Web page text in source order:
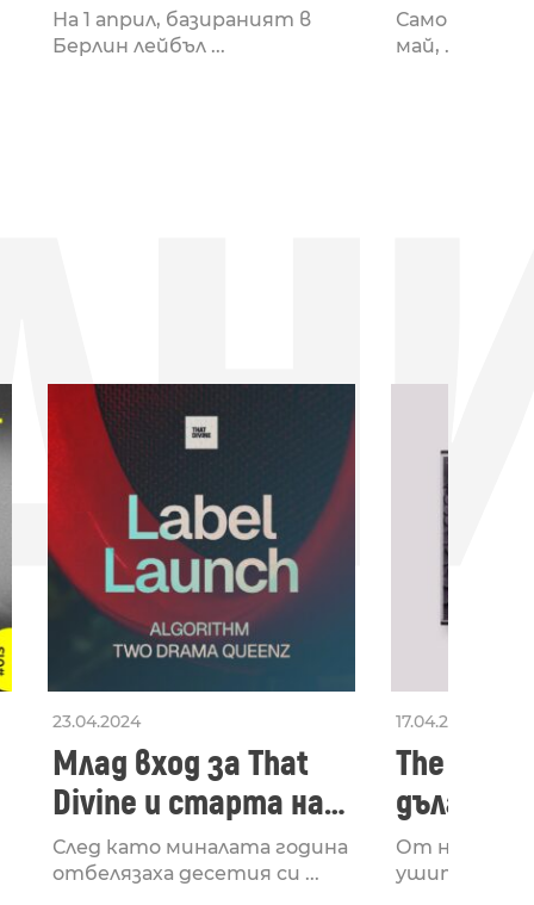
На 1 април, базираният в
Берлин лейбъл ...
Само след
май, ...
23.04.2024
Млад вход за That
Divine и старта на
лейбъла им
След като миналата година
отбелязаха десетия си ...
17.04.2024
The
втори
излезе
От няколко
ушите и